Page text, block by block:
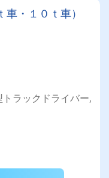
・１０ｔ車）
ラックドライバー,